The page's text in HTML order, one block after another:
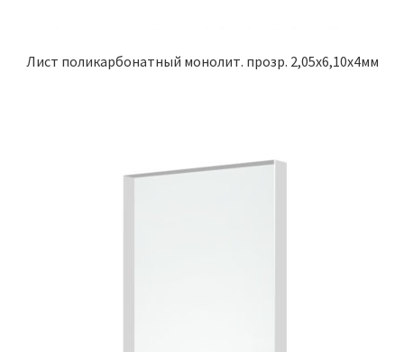
Лист поликарбонатный монолит. прозр. 2,05х6,10х4мм